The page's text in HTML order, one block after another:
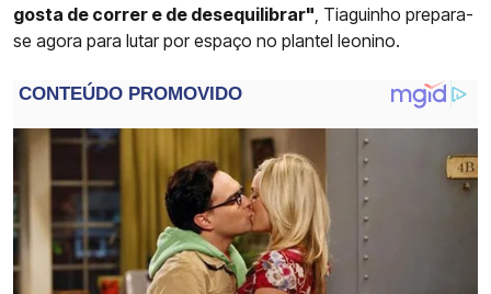
gosta de correr e de desequilibrar" , Tiaguinho prepara-
se agora para lutar por espaço no plantel leonino.